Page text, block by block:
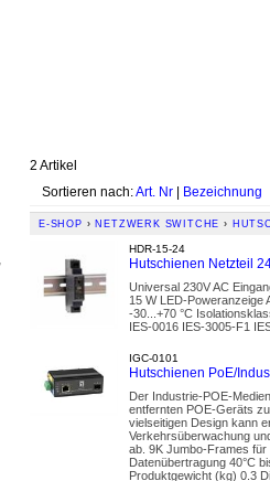
2 Artikel
Sortieren nach:Art. Nr | Bezeichnung
E-SHOP › NETZWERK SWITCHE ›
HDR-15-24
Hutschienen Netzteil
Universal 230V AC
15 W LED-
-30...+70 °C
IES-0016 IES-3005-F1
IGC-0101
Hutschienen PoE/
Der Industrie-POE-
entfernten POE-Geräts
vielseitigen Design kann
Verkehrsüberwachung
ab. 9K Jumbo-Frames
Datenübertragung 40°C
Produktgewicht (kg) 0.3